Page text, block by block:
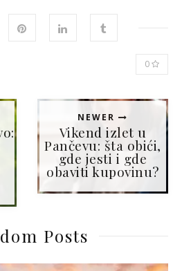
0
NEWER
Vikend izlet u
Pančevu: šta obići,
gde jesti i gde
obaviti kupovinu?
Posts